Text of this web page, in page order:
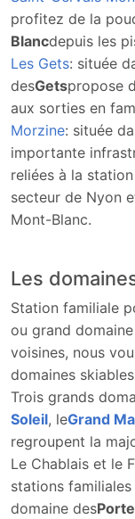
profitez de la
Blancdepuis les
Les Gets: située
desGetspropose
aux sorties en
Morzine: située
importante
reliées à la
secteur de Nyon
Mont-Blanc.
Les
Station familiale
ou grand
voisines, nous
domaines
Trois grands
Soleil, leGrand
regroupent la
Le Chablais et le
stations
domaine des